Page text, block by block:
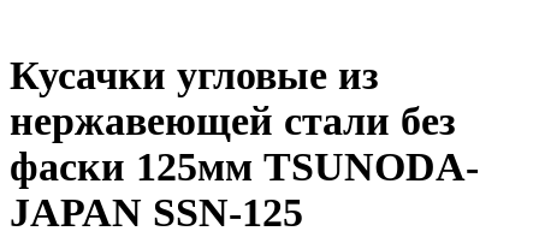
Кусачки угловые из
нержавеющей стали без
фаски 125мм TSUNODA-
JAPAN SSN-125